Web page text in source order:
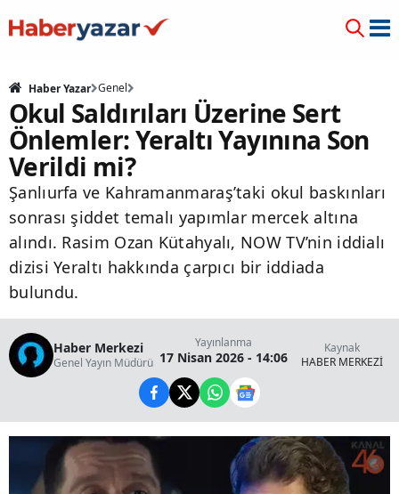
Haber Yazar Genel
Okul Saldırıları Üzerine Sert
Önlemler: Yeraltı Yayınına Son
Verildi mi?
Şanlıurfa ve Kahramanmaraş’taki okul baskınları
sonrası şiddet temalı yapımlar mercek altına
alındı. Rasim Ozan Kütahyalı, NOW TV’nin iddialı
dizisi Yeraltı hakkında çarpıcı bir iddiada
bulundu.
Haber Merkezi
Genel Yayın Müdürü
Yayınlanma
17 Nisan 2026 - 14:06
Kaynak
HABER MERKEZİ